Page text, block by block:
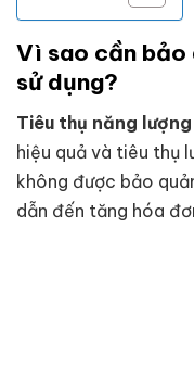
Vì sao cần bảo
sử dụng?
Tiêu thụ năng
hiệu quả và tiêu thụ
không được bảo
dẫn đến tăng hóa